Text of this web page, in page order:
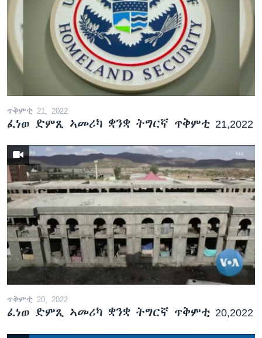
ጥቅምቲ 21, 2022
ፈነወ ድምጺ ኣመሪካ ቋንቋ ትግርኛ ጥቅምቲ 21,2022
ጥቅምቲ 20, 2022
ፈነወ ድምጺ ኣመሪካ ቋንቋ ትግርኛ ጥቅምቲ 20,2022